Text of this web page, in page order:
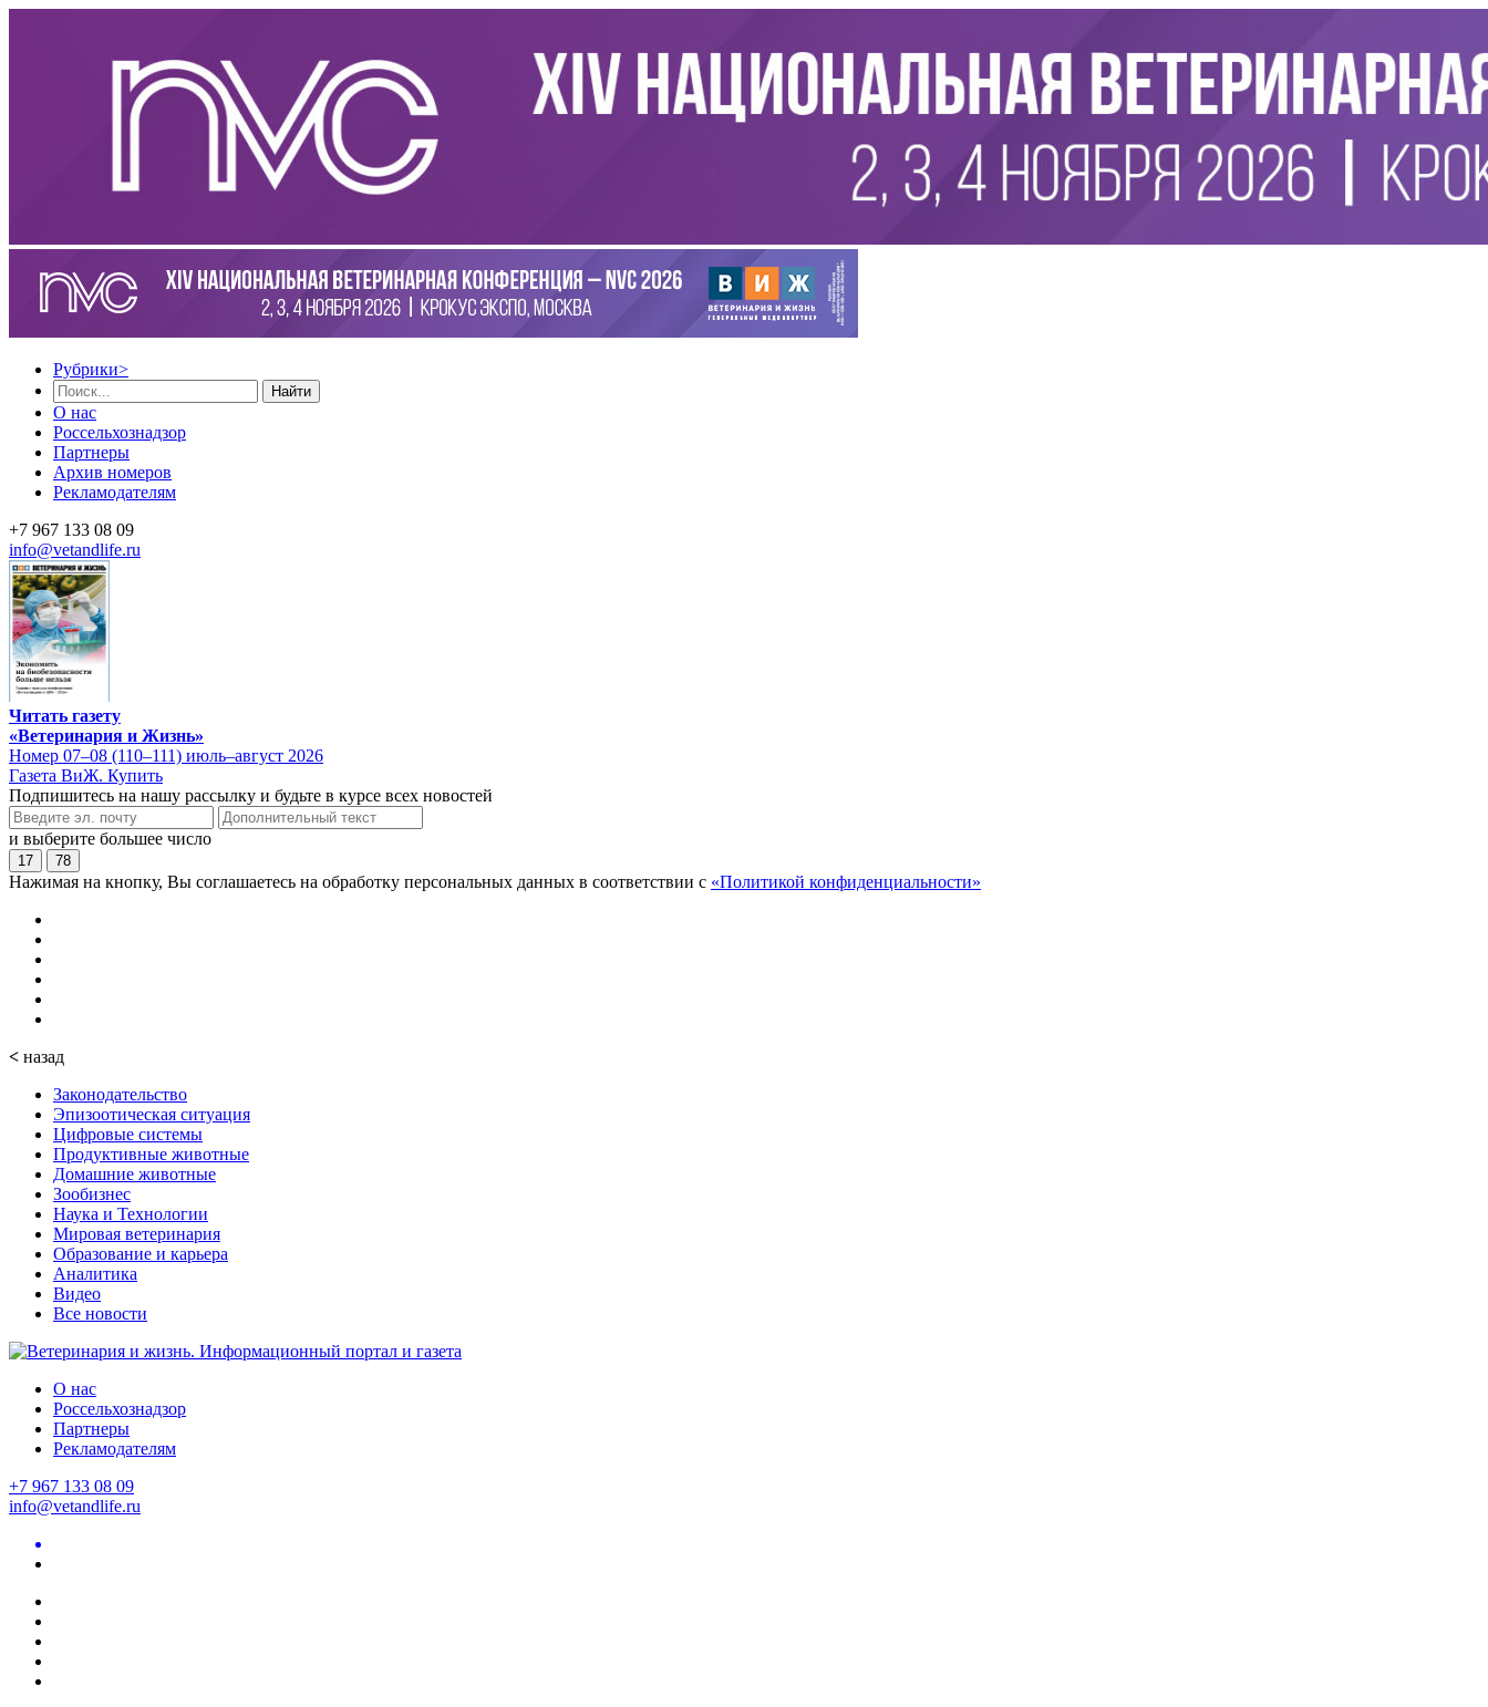
Рубрики>
Найти
О нас
Россельхознадзор
Партнеры
Архив номеров
Рекламодателям
+7 967 133 08 09
info@vetandlife.ru
Читать газету
«Ветеринария и Жизнь»
Номер 07–08 (110–111) июль–август 2026
Газета ВиЖ. Купить
Подпишитесь на нашу рассылку и будьте в курсе всех новостей
и выберите большее число
17 78
Нажимая на кнопку, Вы соглашаетесь на обработку персональных данных в соответствии с «Политикой конфиденциальности»
< назад
Законодательство
Эпизоотическая ситуация
Цифровые системы
Продуктивные животные
Домашние животные
Зообизнес
Наука и Технологии
Мировая ветеринария
Образование и карьера
Аналитика
Видео
Все новости
О нас
Россельхознадзор
Партнеры
Рекламодателям
+7 967 133 08 09
info@vetandlife.ru